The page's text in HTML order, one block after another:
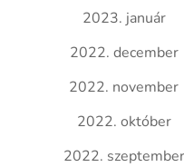
2023. január
2022. december
2022. november
2022. október
2022. szeptember